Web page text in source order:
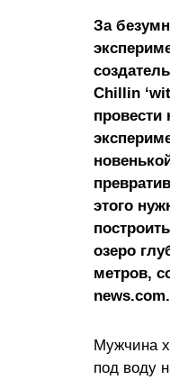
За
Chillin
этого
озеро
метров,
news.com.
Мужчина
под воду